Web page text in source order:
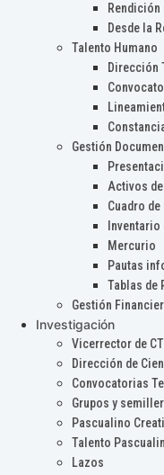
Rendición
Desde la
Talento Humano
Dirección
Gestión
Activos
Cuadro
Mercurio
Pautas
Tablas de
Gestión
Investigación
Vicerrector de
Dirección de
Convocatorias
Grupos y
Pascualino
Talento
Lazos